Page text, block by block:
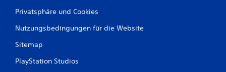
Privatsphäre und Cookies
Nutzungsbedingungen für die Website
Sitemap
PlayStation Studios